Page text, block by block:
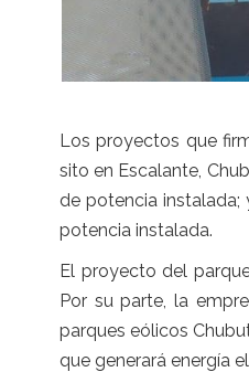
Los proyectos que
sito en Escalante,
de potencia instalada;
potencia instalada.
El proyecto del
Por su parte, la
parques eólicos
que generará energía